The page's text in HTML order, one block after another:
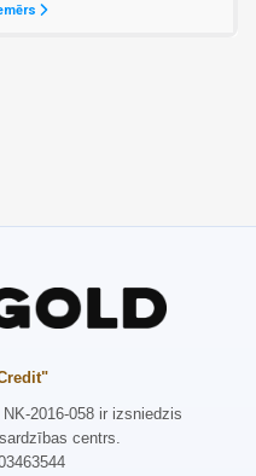
2016-058 ir izsniedzis
centrs.